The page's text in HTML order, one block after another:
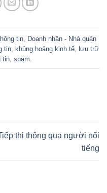
tin
Doanh nhân - Nhà quản
tin khủng hoảng kinh tế
lưu trữ
tin, spam
thị thông qua người nổi
tiếng